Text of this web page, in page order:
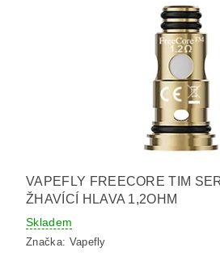
VAPEFLY FREECORE TIM
ŽHAVÍCÍ HLAVA 1,2OHM
Skladem
Značka: Vapefly